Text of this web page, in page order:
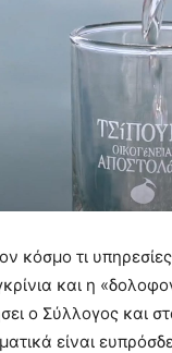
κόσμο τι
και η
ο Σύλλογος και
είναι